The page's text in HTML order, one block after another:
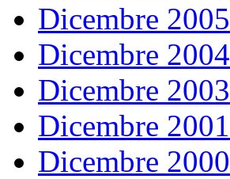
Dicembre 2005
Dicembre 2004
Dicembre 2003
Dicembre 2001
Dicembre 2000